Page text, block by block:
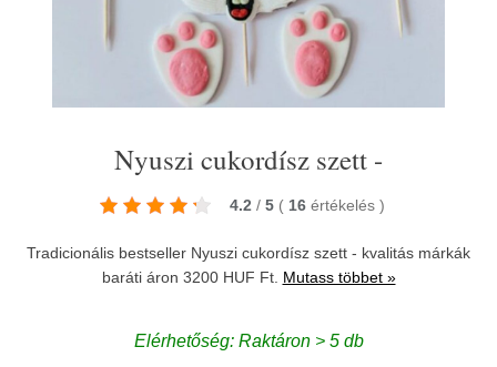
Nyuszi cukordísz szett -
4.2 / 5 ( 16 értékelés )
Tradicionális bestseller Nyuszi cukordísz szett - kvalitás márkák
baráti áron 3200 HUF Ft. Mutass többet »
Elérhetőség: Raktáron > 5 db